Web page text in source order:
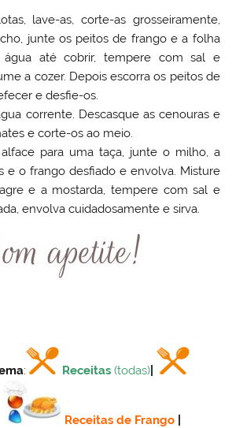
lave-as, corte-as grosseiramente,
junte os peitos de frango e a folha
água até cobrir, tempere com sal e
a cozer. Depois escorra os peitos de
e desfie-os.
corrente. Descasque as cenouras e
e corte-os ao meio.
para uma taça, junte o milho, a
e o frango desfiado e envolva. Misture
e a mostarda, tempere com sal e
envolva cuidadosamente e sirva.
: Receitas (todas)
Receitas de Frango